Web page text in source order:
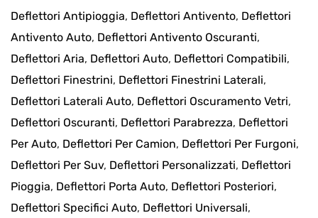
Deflettori Antipioggia, Deflettori Antivento, Deflettori
Antivento Auto, Deflettori Antivento Oscuranti,
Deflettori Aria, Deflettori Auto, Deflettori Compatibili,
Deflettori Finestrini, Deflettori Finestrini Laterali,
Deflettori Laterali Auto, Deflettori Oscuramento Vetri,
Deflettori Oscuranti, Deflettori Parabrezza, Deflettori
Per Auto, Deflettori Per Camion, Deflettori Per Furgoni,
Deflettori Per Suv, Deflettori Personalizzati, Deflettori
Pioggia, Deflettori Porta Auto, Deflettori Posteriori,
Deflettori Specifici Auto, Deflettori Universali,